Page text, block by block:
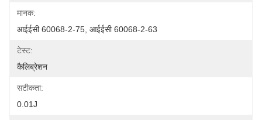
मानक:
आईईसी 60068-2-75, आईईसी 60068-2-63
टेस्ट:
कैलिब्रेशन
सटीकता:
0.01J